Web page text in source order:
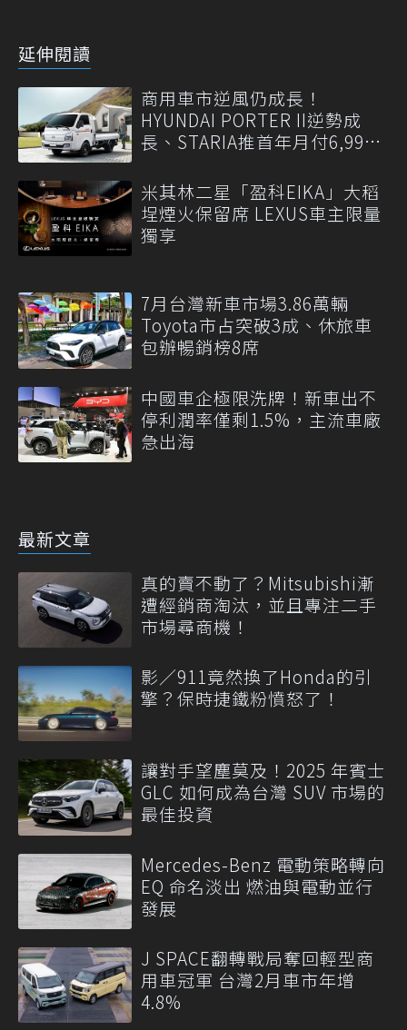
延伸閱讀
商用車市逆風仍成長！
HYUNDAI PORTER II逆勢成
長、STARIA推首年月付6,999
米其林二星「盈科EIKA」大稻
埕煙火保留席 LEXUS車主限量
獨享
7月台灣新車市場3.86萬輛
Toyota市占突破3成、休旅車
包辦暢銷榜8席
中國車企極限洗牌！新車出不
停利潤率僅剩1.5%，主流車廠
急出海
最新文章
真的賣不動了？Mitsubishi漸
遭經銷商淘汰，並且專注二手
市場尋商機！
影／911竟然換了Honda的引
擎？保時捷鐵粉憤怒了！
讓對手望塵莫及！2025 年賓士
GLC 如何成為台灣 SUV 市場的
最佳投資
Mercedes-Benz 電動策略轉向
EQ 命名淡出 燃油與電動並行
發展
J SPACE翻轉戰局奪回輕型商
用車冠軍 台灣2月車市年增
4.8%